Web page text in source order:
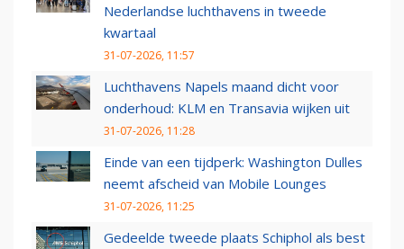
Nederlandse luchthavens in tweede
kwartaal
31-07-2026, 11:57
Luchthavens Napels maand dicht voor
onderhoud: KLM en Transavia wijken uit
31-07-2026, 11:28
Einde van een tijdperk: Washington Dulles
neemt afscheid van Mobile Lounges
31-07-2026, 11:25
Gedeelde tweede plaats Schiphol als best